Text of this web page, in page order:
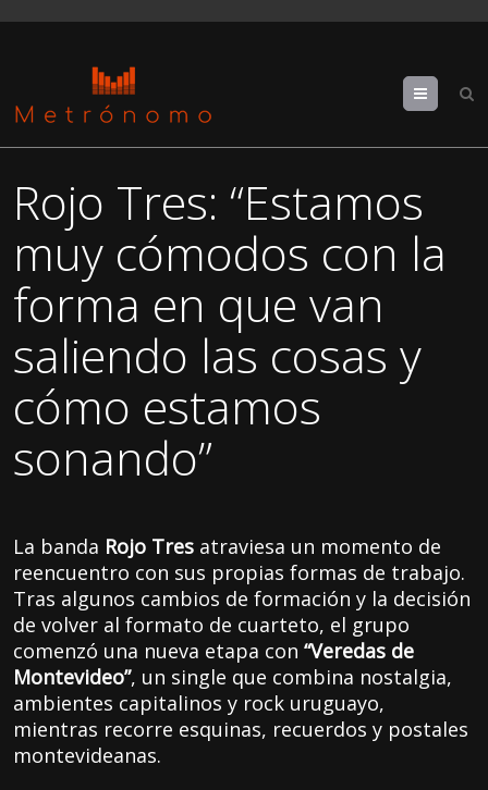
Menu
Rojo Tres: “Estamos
muy cómodos con la
forma en que van
saliendo las cosas y
cómo estamos
sonando”
La banda Rojo Tres atraviesa un momento de
reencuentro con sus propias formas de trabajo.
Tras algunos cambios de formación y la decisión
de volver al formato de cuarteto, el grupo
comenzó una nueva etapa con“Veredas de
Montevideo”, un single que combina nostalgia,
ambientes capitalinos y rock uruguayo,
mientras recorre esquinas, recuerdos y postales
montevideanas.